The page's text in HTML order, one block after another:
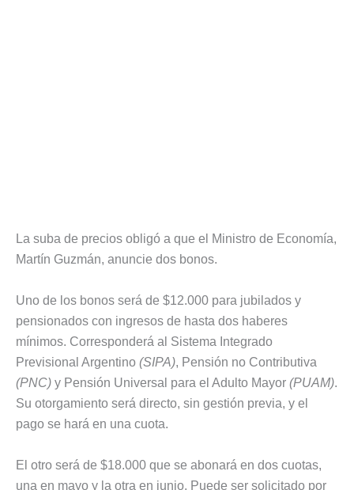
La suba de precios obligó a que el Ministro de Economía,
Martín Guzmán, anuncie dos bonos.
Uno de los bonos será de $12.000 para jubilados y
pensionados con ingresos de hasta dos haberes
mínimos. Corresponderá al Sistema Integrado
Previsional Argentino (SIPA), Pensión no Contributiva
(PNC) y Pensión Universal para el Adulto Mayor (PUAM).
Su otorgamiento será directo, sin gestión previa, y el
pago se hará en una cuota.
El otro será de $18.000 que se abonará en dos cuotas,
una en mayo y la otra en junio. Puede ser solicitado por